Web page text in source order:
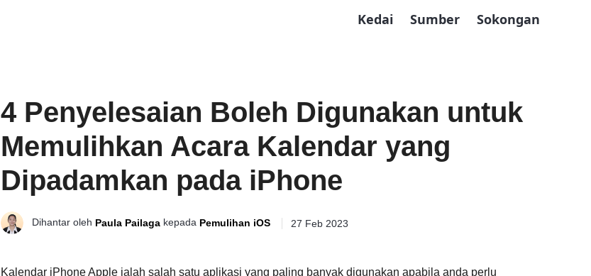
Kedai Sumber Sokongan
4 Penyelesaian Boleh Digunakan untuk
Memulihkan Acara Kalendar yang
Dipadamkan pada iPhone
Dihantar oleh Paula Pailaga kepada Pemulihan iOS 27 Feb 2023
Kalendar iPhone Apple ialah salah satu aplikasi yang paling banyak digunakan apabila anda perlu